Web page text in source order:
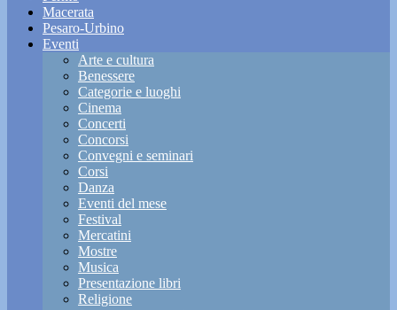
Macerata
Pesaro-Urbino
Eventi
Arte e cultura
Benessere
Categorie e luoghi
Cinema
Concerti
Concorsi
Convegni e seminari
Corsi
Danza
Eventi del mese
Festival
Mercatini
Mostre
Musica
Presentazione libri
Religione